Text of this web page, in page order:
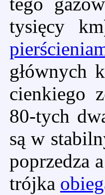
tysięcy
głównych
cienkiego
80-tych
są w
poprzedza
trójka